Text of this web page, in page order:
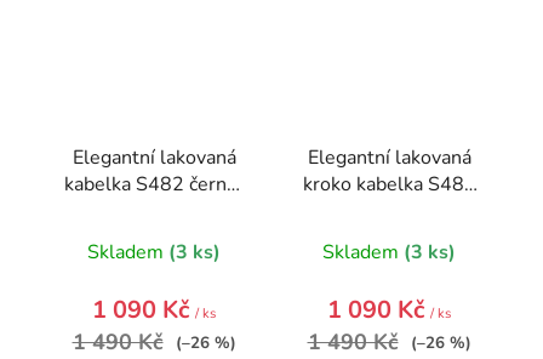
Elegantní lakovaná
kabelka S482 černá-
Skladem (3 ks)
1 090 Kč / ks
1 490 Kč (–26 %)
Elegantní lakovaná
kroko kabelka S482
GROSSO
Skladem (3 ks)
1 090 Kč / ks
1 490 Kč (–26 %)